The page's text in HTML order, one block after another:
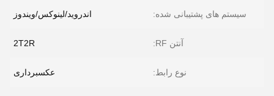
سیستم های پشتیبانی شده: اندروید/لینوکس/ویندوز
آنتن RF: 2T2R
نوع رابط: عکسبرداری